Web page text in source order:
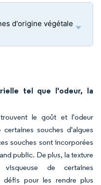
d'origine végétale
tel que l'odeur, la
le goût et l'odeur
souches d'algues
souches sont incorporées
public. De plus, la texture
visqueuse de certaines
défis pour les rendre plus